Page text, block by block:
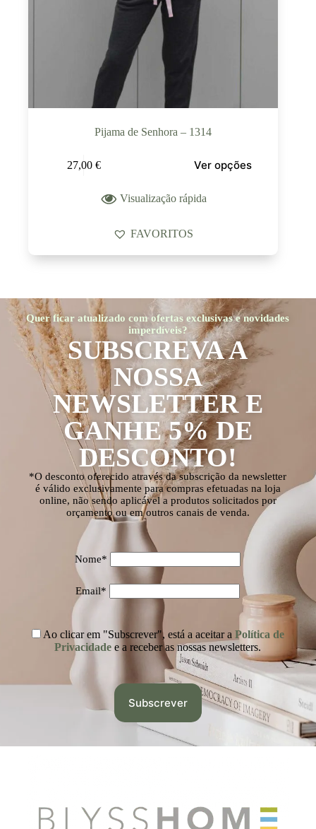
Pijama de Senhora – 1314
27,00 € Ver opções
Visualização rápida
FAVORITOS
Quer ficar atualizado com ofertas exclusivas e novidades
imperdíveis?
SUBSCREVA A
NOSSA
NEWSLETTER E
GANHE 5% DE
DESCONTO!
*O desconto oferecido através da subscrição da newsletter
é válido exclusivamente para compras efetuadas na loja
online, não sendo aplicável a produtos solicitados por
orçamento ou em outros canais de venda.
Nome*
Email*
Ao clicar em "Subscrever", está a aceitar a Política de
Privacidade e a receber as nossas newsletters.